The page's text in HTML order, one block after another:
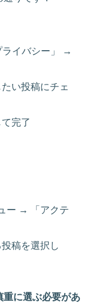
イバシー」 →
い投稿にチェ
完了
ー → 「アクテ
稿を選択し
重に選ぶ必要があ